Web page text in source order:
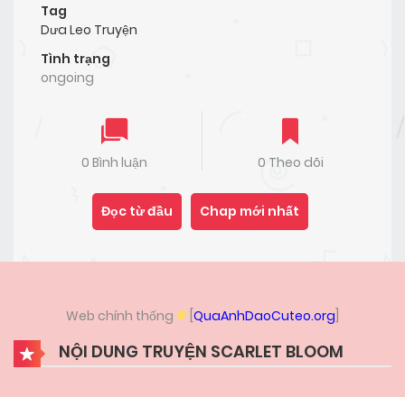
Tag
Dưa Leo Truyện
Tình trạng
ongoing
0 Bình luận 0 Theo dõi
Đọc từ đầu Chap mới nhất
Web chính thống [QuaAnhDaoCuteo.org
NỘI DUNG TRUYỆN SCARLET BLOOM